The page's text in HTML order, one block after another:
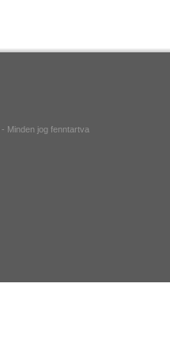
- Minden jog fenntartva